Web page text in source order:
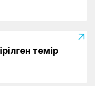
темір